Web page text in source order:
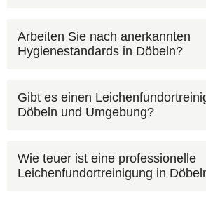
Kostenvoranschlag für die
Leichenfundortreinigung in
Ja, über unserKontaktformular
hochladen. Bilder der betroffenen
einzuschätzen und Ihnen
realistischen Kostenvoranschlag
Arbeiten Sie nach anerkannten
Hygienestandards in Döbeln?
Die Sachkunde nach IfSG ist
Qualifikation für den Umgang mit
umfasst Hygienemaßnahmen,
Desinfektionsverfahren und die
Gibt es einen
Döbeln und Umgebung?
Wir sind nicht nur in
in Döbeln und Umgebung im
Wie teuer ist eine professionelle
Leichenfundortreinigung in